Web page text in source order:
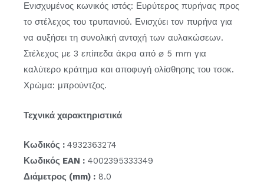
Ενισχυμένος κωνικός ιστός: Ευρύτερος πυρήνας προς
το στέλεχος του τρυπανιού. Ενισχύει τον πυρήνα για
να αυξήσει τη συνολική αντοχή των αυλακώσεων.
Στέλεχος με 3 επίπεδα άκρα από ⌀ 5 mm για
καλύτερο κράτημα και αποφυγή ολίσθησης του τσοκ.
Χρώμα: μπρούντζος.
Τεχνικά χαρακτηριστικά
Κωδικός : 4932363274
Κωδικός EAN : 4002395333349
Διάμετρος (mm) : 8.0